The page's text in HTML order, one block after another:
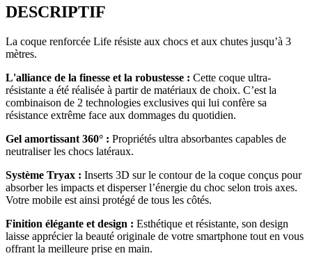
DESCRIPTIF
La coque renforcée Life résiste aux chocs et aux chutes jusqu’à 3
mètres.
L'alliance de la finesse et la robustesse : Cette coque ultra-
résistante a été réalisée à partir de matériaux de choix. C’est la
combinaison de 2 technologies exclusives qui lui confère sa
résistance extrême face aux dommages du quotidien.
Gel amortissant 360° : Propriétés ultra absorbantes capables de
neutraliser les chocs latéraux.
Système Tryax : Inserts 3D sur le contour de la coque conçus pour
absorber les impacts et disperser l’énergie du choc selon trois axes.
Votre mobile est ainsi protégé de tous les côtés.
Finition élégante et design : Esthétique et résistante, son design
laisse apprécier la beauté originale de votre smartphone tout en vous
offrant la meilleure prise en main.